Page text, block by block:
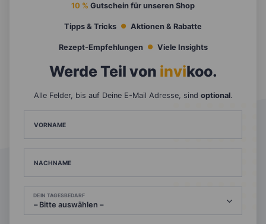
10 % Gutschein für unseren Shop
Tipps & Tricks Aktionen & Rabatte
Rezept-Empfehlungen Viele Insights
Werde Teil von invikoo.
Alle Felder, bis auf Deine E-Mail Adresse, sind optional.
VORNAME
NACHNAME
DEIN TAGESBEDARF